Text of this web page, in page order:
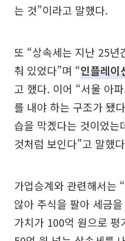
는 것”이라고 말했다.
또 “상속세는 지난 25년
춰 있었다”며 “인플레이
고 했다. 이어 “서울 아
를 내야 하는 구조가 됐
습을 막겠다는 것이었는
것처럼 보인다”고 말했
가업승계와 관련해서는
않아 주식을 팔아 세금
가치가 100억 원으로 평